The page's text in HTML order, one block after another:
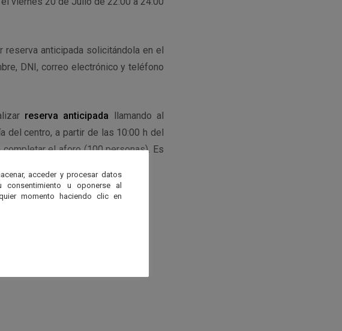
anticipada solicitándola en el
DNI, correo electrónico y teléfono
reserva anticipada llamando al
del centro, a partir de las 10:00 h del
el aforo (100 personas). Es
acceder y procesar datos
u oponerse al
momento haciendo clic en